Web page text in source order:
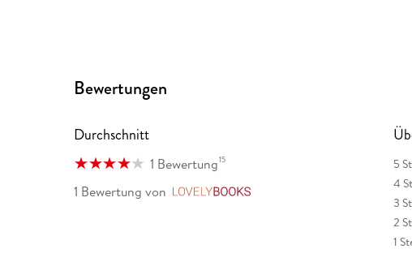
Bewertungen
Durchschnitt
1 Bewertung15
1 Bewertung von
5
4
3
2
1